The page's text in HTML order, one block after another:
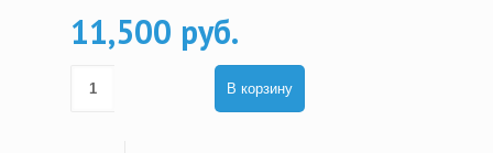
11,500 руб.
В корзину